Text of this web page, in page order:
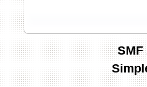
03 Апреля 2026,
whookey:
03 Апреля 2026,
SMF